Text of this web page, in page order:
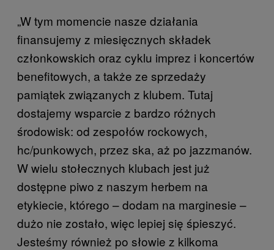
„W tym momencie nasze działania
finansujemy z miesięcznych składek
członkowskich oraz cyklu imprez i koncertów
benefitowych, a także ze sprzedaży
pamiątek związanych z klubem. Tutaj
dostajemy wsparcie z bardzo różnych
środowisk: od zespołów rockowych,
hc/punkowych, przez ska, aż po jazzmanów.
W wielu stołecznych klubach jest już
dostępne piwo z naszym herbem na
etykiecie, którego – dodam na marginesie –
dużo nie zostało, więc lepiej się śpieszyć.
Jesteśmy również po słowie z kilkoma